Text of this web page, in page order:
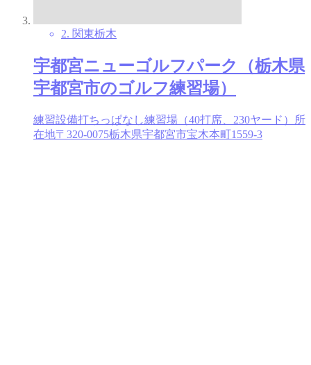
2. 関東栃木
宇都宮ニューゴルフパーク（栃木県
宇都宮市のゴルフ練習場）
練習設備打ちっぱなし練習場（40打席、230ヤード）所
在地〒320-0075栃木県宇都宮市宝木本町1559-3